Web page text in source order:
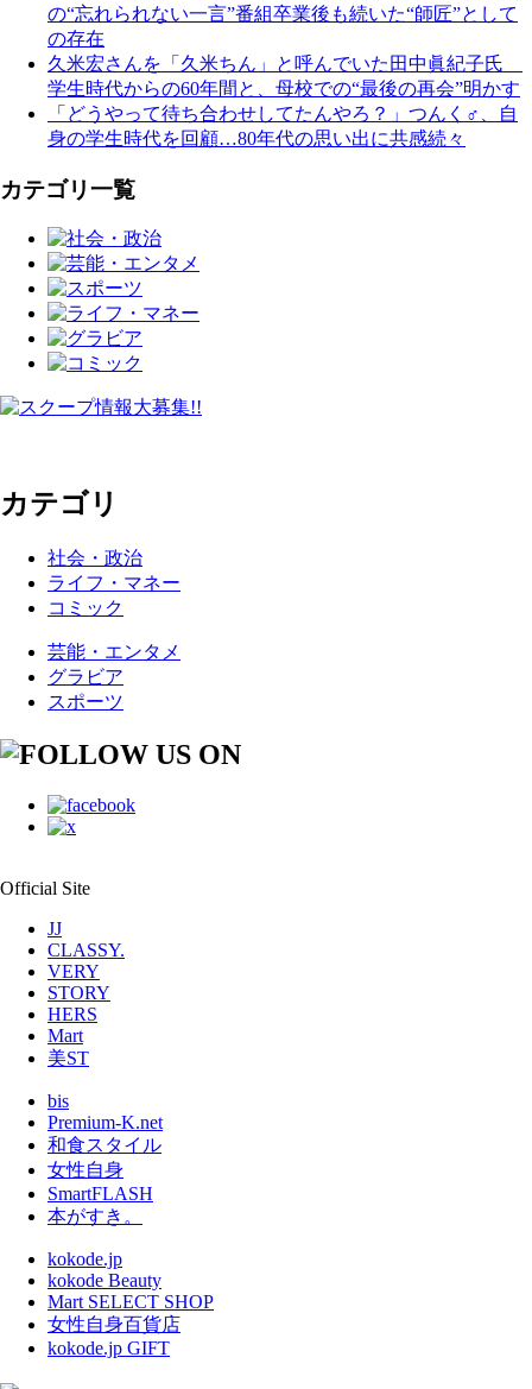
の“忘れられない一言”番組卒業後も続いた“師匠”として
の存在
久米宏さんを「久米ちん」と呼んでいた田中眞紀子氏
学生時代からの60年間と、母校での“最後の再会”明かす
「どうやって待ち合わせしてたんやろ？」つんく♂、自
身の学生時代を回顧…80年代の思い出に共感続々
カテゴリ一覧
カテゴリ
社会・政治
ライフ・マネー
コミック
芸能・エンタメ
グラビア
スポーツ
Official Site
JJ
CLASSY.
VERY
STORY
HERS
Mart
美ST
bis
Premium-K.net
和食スタイル
女性自身
SmartFLASH
本がすき。
kokode.jp
kokode Beauty
Mart SELECT SHOP
女性自身百貨店
kokode.jp GIFT